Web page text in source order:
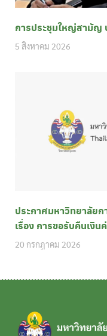
การประชุมใหญ่สามัญ
5 สิงหาคม 2026
ประกาศมหาวิทยาลัย
เรื่อง การขอรับคืนเงิ
20 กรกฎาคม 2026